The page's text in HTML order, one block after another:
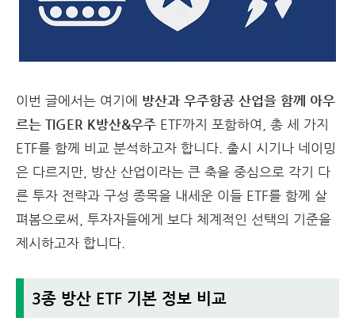
이번 글에서는 여기에 방산과 우주항공 산업을 함께 아우
르는 TIGER K방산&우주 ETF까지 포함하여, 총 세 가지
ETF를 함께 비교 분석하고자 합니다. 출시 시기나 네이밍
은 다르지만, 방산 산업이라는 큰 축을 중심으로 각기 다
른 투자 전략과 구성 종목을 내세운 이들 ETF를 함께 살
펴봄으로써, 투자자들에게 보다 체계적인 선택의 기준을
제시하고자 합니다.
3종 방산 ETF 기본 정보 비교